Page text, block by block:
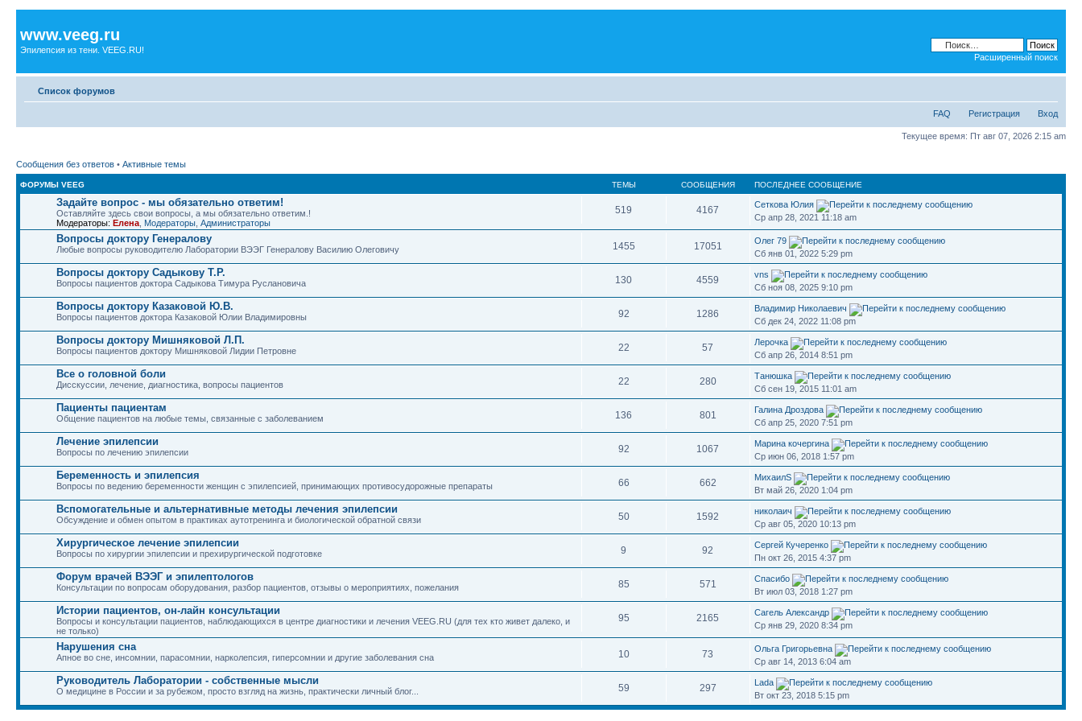
www.veeg.ru
Эпилепсия из тени. VEEG.RU!
Расширенный поиск
Список форумов
FAQ Регистрация Вход
Текущее время: Пт авг 07, 2026 2:15 am
Сообщения без ответов • Активные темы
ФОРУМЫ VEEG ТЕМЫ СООБЩЕНИЯ ПОСЛЕДНЕЕ СООБЩЕНИЕ
Задайте вопрос - мы обязательно ответим!
Оставляйте здесь свои вопросы, а мы обязательно ответим.!
Модераторы: Елена Модераторы Администраторы
519 4167
Сеткова Юлия
Ср апр 28, 2021 11:18 am
Вопросы доктору Генералову
Любые вопросы руководителю Лаборатории ВЭЭГ Генералову Василию Олеговичу 1455 17051
Олег 79
Сб янв 01, 2022 5:29 pm
Вопросы доктору Садыкову Т.Р.
Вопросы пациентов доктора Садыкова Тимура Руслановича 130 4559
vns
Сб ноя 08, 2025 9:10 pm
Вопросы доктору Казаковой Ю.В.
Вопросы пациентов доктора Казаковой Юлии Владимировны 92 1286
Владимир Николаевич
Сб дек 24, 2022 11:08 pm
Вопросы доктору Мишняковой Л.П.
Вопросы пациентов доктору Мишняковой Лидии Петровне 22 57
Лерочка
Сб апр 26, 2014 8:51 pm
Все о головной боли
Дисскуссии, лечение, диагностика, вопросы пациентов 22 280
Танюшка
Сб сен 19, 2015 11:01 am
Пациенты пациентам
Общение пациентов на любые темы, связанные с заболеванием 136 801
Галина Дроздова
Сб апр 25, 2020 7:51 pm
Лечение эпилепсии
Вопросы по лечению эпилепсии 92 1067
Марина кочергина
Ср июн 06, 2018 1:57 pm
Беременность и эпилепсия
Вопросы по ведению беременности женщин с эпилепсией, принимающих противосудорожные препараты 66 662
МихаилS
Вт май 26, 2020 1:04 pm
Вспомогательные и альтернативные методы лечения эпилепсии
Обсуждение и обмен опытом в практиках аутотренинга и биологической обратной связи 50 1592
николаич
Ср авг 05, 2020 10:13 pm
Хирургическое лечение эпилепсии
Вопросы по хирургии эпилепсии и прехирургической подготовке 9 92
Сергей Кучеренко
Пн окт 26, 2015 4:37 pm
Форум врачей ВЭЭГ и эпилептологов
Консультации по вопросам оборудования, разбор пациентов, отзывы о мероприятиях, пожелания 85 571
Спасибо
Вт июл 03, 2018 1:27 pm
Истории пациентов, он-лайн консультации
Вопросы и консультации пациентов, наблюдающихся в центре диагностики и лечения VEEG.RU (для тех кто живет далеко, и
не только)
95 2165
Сагель Александр
Ср янв 29, 2020 8:34 pm
Нарушения сна
Апное во сне, инсомнии, парасомнии, нарколепсия, гиперсомнии и другие заболевания сна 10 73
Ольга Григорьевна
Ср авг 14, 2013 6:04 am
Руководитель Лаборатории - собственные мысли
О медицине в России и за рубежом, просто взгляд на жизнь, практически личный блог... 59 297
Lada
Вт окт 23, 2018 5:15 pm